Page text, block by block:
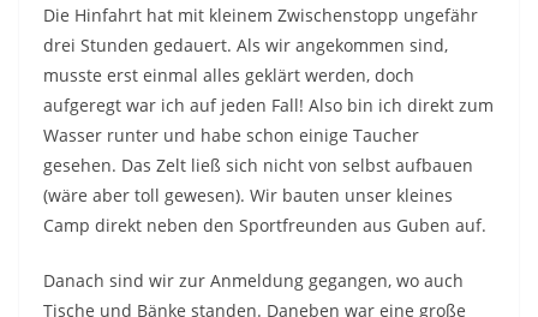
Die Hinfahrt hat mit kleinem Zwischenstopp ungefähr
drei Stunden gedauert. Als wir angekommen sind,
musste erst einmal alles geklärt werden, doch
aufgeregt war ich auf jeden Fall! Also bin ich direkt zum
Wasser runter und habe schon einige Taucher
gesehen. Das Zelt ließ sich nicht von selbst aufbauen
(wäre aber toll gewesen). Wir bauten unser kleines
Camp direkt neben den Sportfreunden aus Guben auf.
Danach sind wir zur Anmeldung gegangen, wo auch
Tische und Bänke standen. Daneben war eine große